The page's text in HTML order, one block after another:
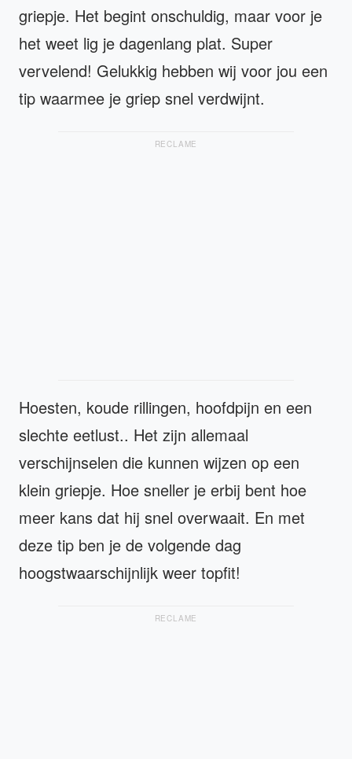
griepje. Het begint onschuldig, maar voor je
het weet lig je dagenlang plat. Super
vervelend! Gelukkig hebben wij voor jou een
tip waarmee je griep snel verdwijnt.
RECLAME
Hoesten, koude rillingen, hoofdpijn en een
slechte eetlust.. Het zijn allemaal
verschijnselen die kunnen wijzen op een
klein griepje. Hoe sneller je erbij bent hoe
meer kans dat hij snel overwaait. En met
deze tip ben je de volgende dag
hoogstwaarschijnlijk weer topfit!
RECLAME